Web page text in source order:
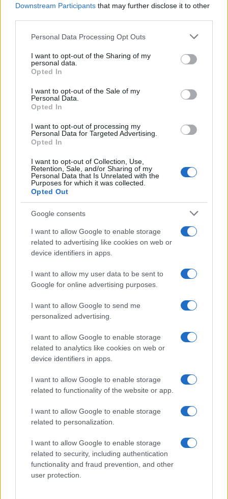
Downstream Participants that may further disclose it to other
Please note that this website/app uses one or more Google
not limited to your visit or usage behaviour. You may click to
grant or deny consent to Google and its third-party tags to
use your data for below specified purposes in below Google
consent section.
Personal Data Processing Opt Outs
I want to opt-out of the Sharing of my
personal data.
Opted In
I want to opt-out of the Sale of my
Personal Data.
Opted In
I want to opt-out of processing my
Personal Data for Targeted Advertising.
Opted In
I want to opt-out of Collection, Use,
Retention, Sale, and/or Sharing of my
Personal Data that Is Unrelated with the
Purposes for which it was collected.
Opted Out
Google consents
I want to allow Google to enable storage
related to advertising like cookies on web or
device identifiers in apps.
I want to allow my user data to be sent to
Google for online advertising purposes.
I want to allow Google to send me
personalized advertising.
I want to allow Google to enable storage
related to analytics like cookies on web or
device identifiers in apps.
I want to allow Google to enable storage
related to functionality of the website or app.
I want to allow Google to enable storage
related to personalization.
I want to allow Google to enable storage
related to security, including authentication
functionality and fraud prevention, and other
user protection.
Redazione
Continua a leggere